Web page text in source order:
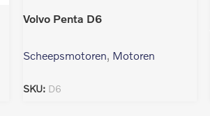
Volvo Penta D6
Scheepsmotoren, Motoren
SKU: D6